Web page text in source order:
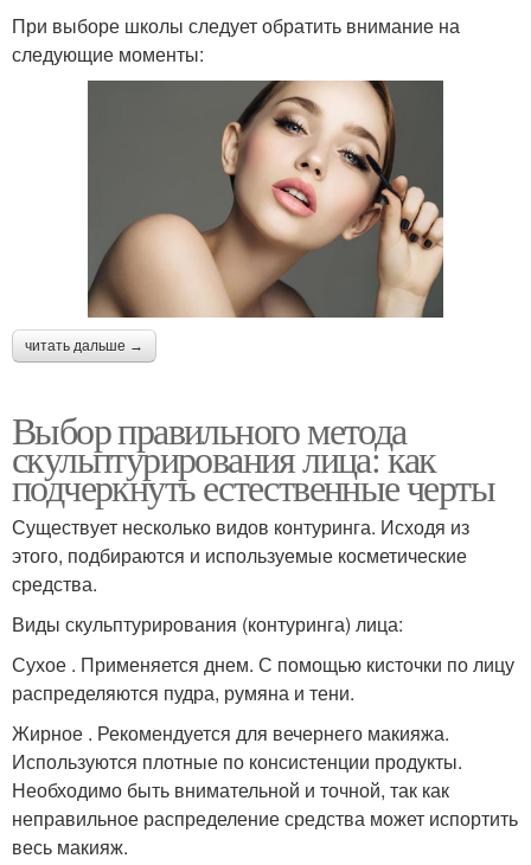
При выборе школы следует обратить внимание на
следующие моменты:
читать дальше →
Выбор правильного метода
скульптурирования лица: как
подчеркнуть естественные черты
Существует несколько видов контуринга. Исходя из
этого, подбираются и используемые косметические
средства.
Виды скульптурирования (контуринга) лица:
Сухое . Применяется днем. С помощью кисточки по лицу
распределяются пудра, румяна и тени.
Жирное . Рекомендуется для вечернего макияжа.
Используются плотные по консистенции продукты.
Необходимо быть внимательной и точной, так как
неправильное распределение средства может испортить
весь макияж.